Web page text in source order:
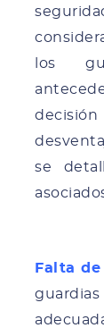
los
se
Falta